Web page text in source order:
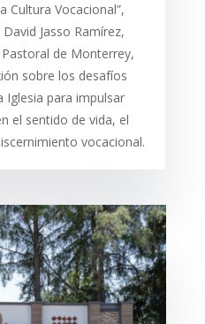
Cultura Vocacional”,
Jasso Ramírez,
de Monterrey,
sobre los desafíos
Iglesia para impulsar
el sentido de vida, el
vocacional.